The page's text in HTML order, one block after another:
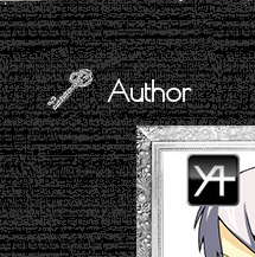
Author